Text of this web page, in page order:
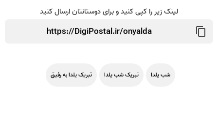
لینک زیر را کپی کنید و برای دوستانتان ارسال کنید
شب یلدا تبریک شب یلدا تبریک یلدا به رفیق